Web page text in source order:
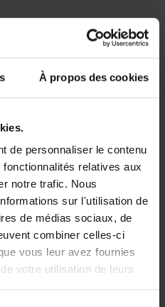
À propos des cookies
de personnaliser le contenu
relatives aux
notre trafic. Nous
sur l'utilisation de
de médias sociaux, de
combiner celles-ci
vous leur avez fournies
votre utilisation de leurs
et en inclinaison (+5°), avec
rembourrée, assurant un
tension du dossier pour un meilleur
en un tour de main
pliable avec les roues